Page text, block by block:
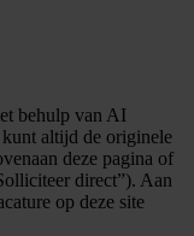
behulp van AI
altijd de originele
deze pagina of
direct”). Aan
op deze site